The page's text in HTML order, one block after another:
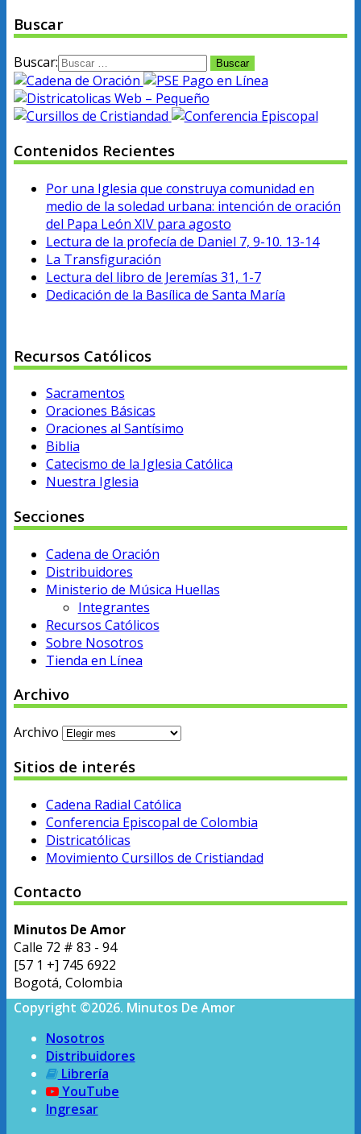
Buscar
Buscar:
Contenidos Recientes
Por una Iglesia que construya comunidad en
medio de la soledad urbana: intención de oración
del Papa León XIV para agosto
Lectura de la profecía de Daniel 7, 9-10. 13-14
La Transfiguración
Lectura del libro de Jeremías 31, 1-7
Dedicación de la Basílica de Santa María
Recursos Católicos
Sacramentos
Oraciones Básicas
Oraciones al Santísimo
Biblia
Catecismo de la Iglesia Católica
Nuestra Iglesia
Secciones
Cadena de Oración
Distribuidores
Ministerio de Música Huellas
Integrantes
Recursos Católicos
Sobre Nosotros
Tienda en Línea
Archivo
Archivo
Sitios de interés
Cadena Radial Católica
Conferencia Episcopal de Colombia
Districatólicas
Movimiento Cursillos de Cristiandad
Contacto
Minutos De Amor
Calle 72 # 83 - 94
[57 1 +] 745 6922
Bogotá, Colombia
Copyright ©2026. Minutos De Amor
Nosotros
Distribuidores
Librería
YouTube
Ingresar